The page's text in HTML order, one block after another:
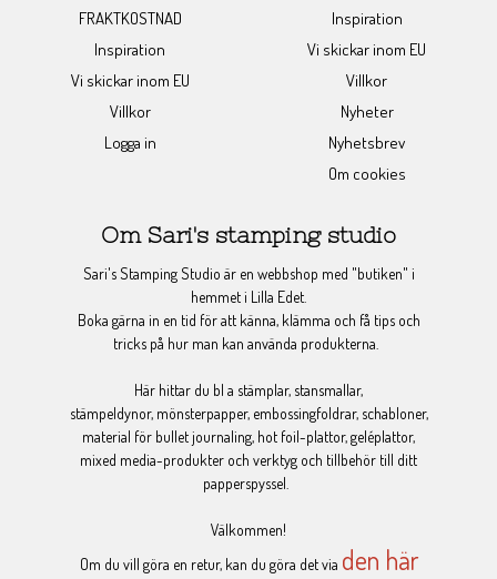
FRAKTKOSTNAD
Inspiration
Vi skickar inom EU
Villkor
Logga in
Inspiration
Vi skickar inom EU
Villkor
Nyheter
Nyhetsbrev
Om cookies
Om Sari's stamping studio
Sari's Stamping Studio är en webbshop med "butiken" i
hemmet i Lilla Edet.
Boka gärna in en tid för att känna, klämma och få tips och
tricks på hur man kan använda produkterna.
Här hittar du bl a stämplar, stansmallar,
stämpeldynor, mönsterpapper, embossingfoldrar, schabloner,
material för bullet journaling, hot foil-plattor, geléplattor,
mixed media-produkter och verktyg och tillbehör till ditt
papperspyssel.
Välkommen!
Om du vill göra en retur, kan du göra det via den här